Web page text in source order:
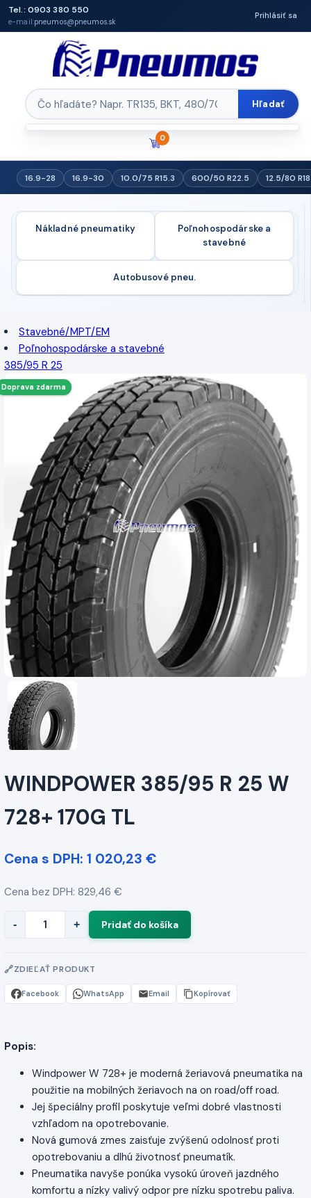
Tel.: 0903 380 550
e-mail:pneumos@pneumos.sk
Prihlásiť sa
Hľadať
0
16.9-28 16.9-30 10.0/75 R15.3 600/50 R22.5 12.5/80 R18
Nákladné pneumatiky
Poľnohospodárske a
stavebné
Autobusové pneu.
Stavebné/MPT/EM
Poľnohospodárske a stavebné
385/95 R 25
Doprava zdarma
WINDPOWER 385/95 R 25 W
728+ 170G TL
Cena s DPH: 1 020,23 €
Cena bez DPH: 829,46 €
- +
ZDIEĽAŤ PRODUKT
Facebook WhatsApp Email Kopírovať
Popis:
Windpower W 728+ je moderná žeriavová pneumatika na
použitie na mobilných žeriavoch na on road/off road.
Jej špeciálny profil poskytuje veľmi dobré vlastnosti
vzhľadom na opotrebovanie.
Nová gumová zmes zaisťuje zvýšenú odolnosť proti
opotrebovaniu a dlhú životnosť pneumatík.
Pneumatika navyše ponúka vysokú úroveň jazdného
komfortu a nízky valivý odpor pre nízku spotrebu paliva.